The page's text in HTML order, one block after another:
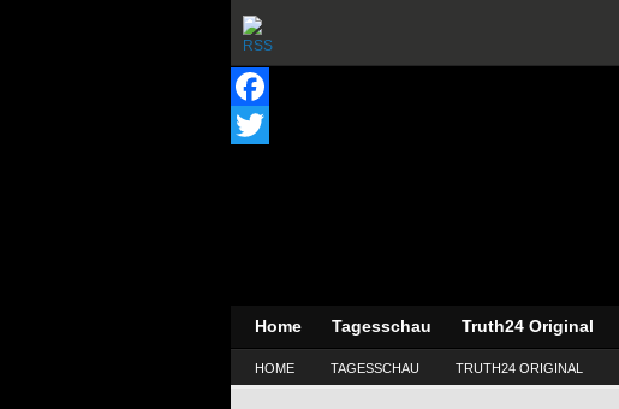
Facebook
Home Tagesschau Truth24 Original
HOME TAGESSCHAU TRUTH24 ORIGINAL